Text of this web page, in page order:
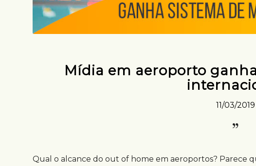
Mídia em aeroporto
11/03/2019
Qual o alcance do out of home em aeroportos? Parece